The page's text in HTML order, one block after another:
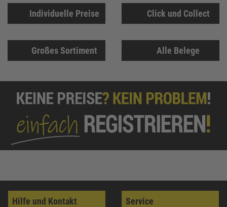
Individuelle Preise Click und Collect
Großes Sortiment Alle Belege
Hilfe und Kontakt Service